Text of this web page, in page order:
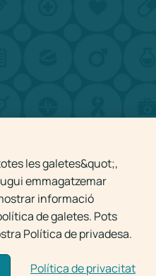
les galetes&quot;,
emmagatzemar
informació
de galetes. Pots
Política de privadesa.
Política de privacitat
metge a domicili 24h